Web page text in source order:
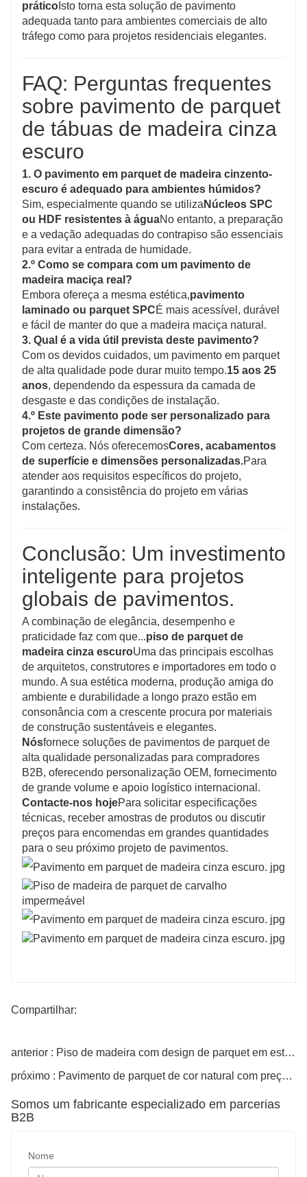
prático Isto torna esta solução de pavimento
adequada tanto para ambientes comerciais de alto
tráfego como para projetos residenciais elegantes.
FAQ: Perguntas frequentes
sobre pavimento de parquet
de tábuas de madeira cinza
escuro
1. O pavimento em parquet de madeira cinzento-
escuro é adequado para ambientes húmidos?
Sim, especialmente quando se utiliza Núcleos SPC
ou HDF resistentes à águaNo entanto, a preparação
e a vedação adequadas do contrapiso são essenciais
para evitar a entrada de humidade.
2.º Como se compara com um pavimento de
madeira maciça real?
Embora ofereça a mesma estética,pavimento
laminado ou parquet SPCÉ mais acessível, durável
e fácil de manter do que a madeira maciça natural.
3. Qual é a vida útil prevista deste pavimento?
Com os devidos cuidados, um pavimento em parquet
de alta qualidade pode durar muito tempo.15 aos 25
anos, dependendo da espessura da camada de
desgaste e das condições de instalação.
4.º Este pavimento pode ser personalizado para
projetos de grande dimensão?
Com certeza. Nós oferecemosCores, acabamentos
de superfície e dimensões personalizadas.Para
atender aos requisitos específicos do projeto,
garantindo a consistência do projeto em várias
instalações.
Conclusão: Um investimento
inteligente para projetos
globais de pavimentos.
A combinação de elegância, desempenho e
praticidade faz com que...piso de parquet de
madeira cinza escuroUma das principais escolhas
de arquitetos, construtores e importadores em todo o
mundo. A sua estética moderna, produção amiga do
ambiente e durabilidade a longo prazo estão em
consonância com a crescente procura por materiais
de construção sustentáveis ​​e elegantes.
Nósfornece soluções de pavimentos de parquet de
alta qualidade personalizadas para compradores
B2B, oferecendo personalização OEM, fornecimento
de grande volume e apoio logístico internacional.
Contacte-nos hojePara solicitar especificações
técnicas, receber amostras de produtos ou discutir
preços para encomendas em grandes quantidades
para o seu próximo projeto de pavimentos.
Compartilhar:
anterior : Piso de madeira com design de parquet em estilo francês
próximo : Pavimento de parquet de cor natural com preços económicos em madeira castanha
Somos um fabricante especializado em parcerias
B2B
Nome